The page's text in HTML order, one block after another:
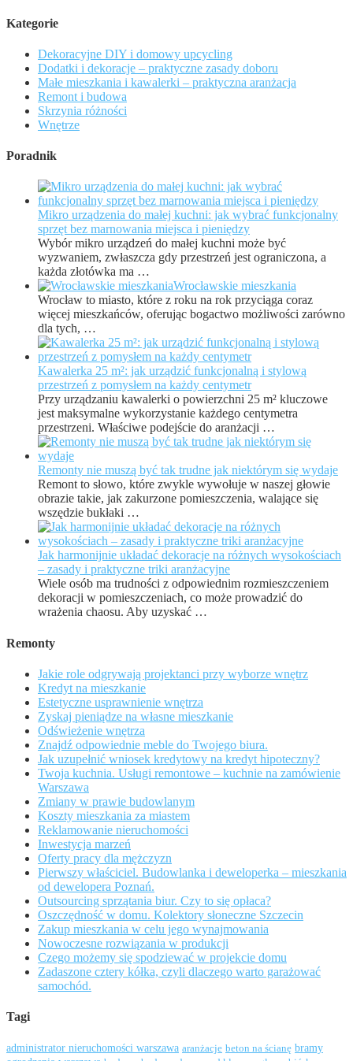
Kategorie
Dekoracyjne DIY i domowy upcycling
Dodatki i dekoracje – praktyczne zasady doboru
Małe mieszkania i kawalerki – praktyczna aranżacja
Remont i budowa
Skrzynia różności
Wnętrze
Poradnik
Mikro urządzenia do małej kuchni: jak wybrać funkcjonalny
sprzęt bez marnowania miejsca i pieniędzy
Wybór mikro urządzeń do małej kuchni może być
wyzwaniem, zwłaszcza gdy przestrzeń jest ograniczona, a
każda złotówka ma …
Wrocławskie mieszkania
Wrocław to miasto, które z roku na rok przyciąga coraz
więcej mieszkańców, oferując bogactwo możliwości zarówno
dla tych, …
Kawalerka 25 m²: jak urządzić funkcjonalną i stylową
przestrzeń z pomysłem na każdy centymetr
Przy urządzaniu kawalerki o powierzchni 25 m² kluczowe
jest maksymalne wykorzystanie każdego centymetra
przestrzeni. Właściwe podejście do aranżacji …
Remonty nie muszą być tak trudne jak niektórym się wydaje
Remont to słowo, które zwykle wywołuje w naszej głowie
obrazie takie, jak zakurzone pomieszczenia, walające się
wszędzie bukłaki …
Jak harmonijnie układać dekoracje na różnych wysokościach
– zasady i praktyczne triki aranżacyjne
Wiele osób ma trudności z odpowiednim rozmieszczeniem
dekoracji w pomieszczeniach, co może prowadzić do
wrażenia chaosu. Aby uzyskać …
Remonty
Jakie role odgrywają projektanci przy wyborze wnętrz
Kredyt na mieszkanie
Estetyczne usprawnienie wnętrza
Zyskaj pieniądze na własne mieszkanie
Odświeżenie wnętrza
Znajdź odpowiednie meble do Twojego biura.
Jak uzupełnić wniosek kredytowy na kredyt hipoteczny?
Twoja kuchnia. Usługi remontowe – kuchnie na zamówienie
Warszawa
Zmiany w prawie budowlanym
Koszty mieszkania za miastem
Reklamowanie nieruchomości
Inwestycja marzeń
Oferty pracy dla mężczyzn
Pierwszy właściciel. Budowlanka i deweloperka – mieszkania
od dewelopera Poznań.
Outsourcing sprzątania biur. Czy to się opłaca?
Oszczędność w domu. Kolektory słoneczne Szczecin
Zakup mieszkania w celu jego wynajmowania
Nowoczesne rozwiązania w produkcji
Czego możemy się spodziewać w projekcie domu
Zadaszone cztery kółka, czyli dlaczego warto garażować
samochód.
Tagi
administrator nieruchomości warszawa aranżacje beton na ścianę bramy